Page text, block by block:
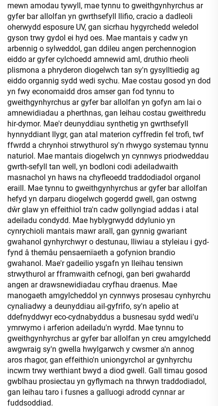
mewn amodau tywyll, mae tynnu to gweithgynhyrchus ar
gyfer bar allolfan yn gwrthsefyll llifio, cracio a dadleoli
oherwydd esposure UV, gan sicrhau hygyrchedd weledol
gyson trwy gydol ei hyd oes. Mae mantais y cadw yn
arbennig o sylweddol, gan ddileu angen perchennogion
eiddo ar gyfer cylchoedd amnewid aml, druthio rheoli
plismona a phryderon diogelwch tan sy'n gysylltiedig ag
eiddo organnig sydd wedi sychu. Mae costau gosod yn dod
yn fwy economaidd dros amser gan fod tynnu to
gweithgynhyrchus ar gyfer bar allolfan yn gofyn am lai o
amnewidiadau a pherthnas, gan leihau costau gweithredu
hir-dymor. Mae'r deunyddiau synthetig yn gwrthsefyll
hynnyddiant llygr, gan atal materion cyffredin fel trofi, twf
ffwrdd a chrynhoi strwythurol sy'n rhwygo systemau tynnu
naturiol. Mae mantais diogelwch yn cynnwys priodweddau
gwrth-sefyll tan well, yn bodloni codi adeiladwaith
masnachol yn haws na chyfleoedd traddodiadol organol
eraill. Mae tynnu to gweithgynhyrchus ar gyfer bar allolfan
hefyd yn darparu diogelwch gogerdd gwell, gan ostwng
dŵr glaw yn effeithiol tra'n cadw gollyngiad addas i atal
adeiladu condydd. Mae hyblygrwydd ddylunio yn
cynrychioli mantais mawr arall, gan gynnig gwariant
gwahanol gynhyrchwyr o destunau, lliwiau a styleiau i gyd-
fynd â themâu pensaernïaeth a gofynion brandio
gwahanol. Mae'r gadeilio ysgafn yn lleihau tensiwn
strwythurol ar fframwaith cefnogi, gan beri gwahardd
angen ar drawsnewidiadau cryfhau draenus. Mae
manogaeth amgylcheddol yn cynnwys prosesau cynhyrchu
cynaliadwy a deunyddiau ail-gyfrifo, sy'n apelio at
ddefnyddwyr eco-cydnabyddus a busnesau sydd wedi'u
ymrwymo i arferion adeiladu'n wyrdd. Mae tynnu to
gweithgynhyrchus ar gyfer bar allolfan yn creu amgylchedd
awgwraig sy'n gwella hwylgarwch y cwsmer a'n annog
aros rhagor, gan effeithio'n uniongyrchol ar gynhyrchu
incwm trwy werthiant bwyd a diod gwell. Gall timau gosod
gwblhau prosiectau yn gyflymach na thrwyn traddodiadol,
gan leihau taro i fusnes a galluogi adrodd cynnar ar
fuddsoddiad.